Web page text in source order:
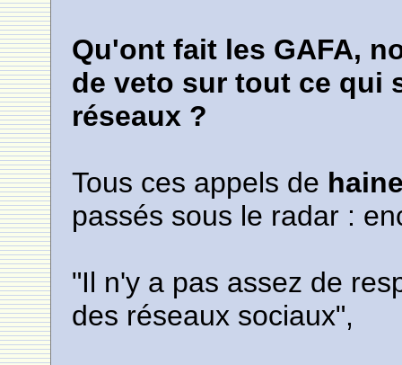
Qu'ont fait les GAFA,
de veto sur tout ce qui
réseaux ?
Tous ces appels de
passés sous le radar :
"Il n'y a pas assez de
des réseaux sociaux",